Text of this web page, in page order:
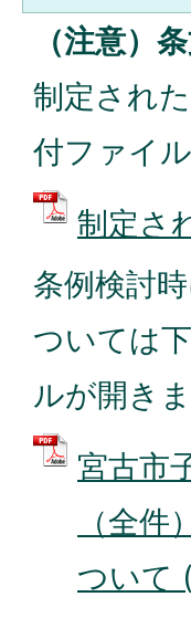
（注意）
制定され
付ファイ
制定さ
条例検討
ついては
ルが開きま
宮古市
（全
ついて